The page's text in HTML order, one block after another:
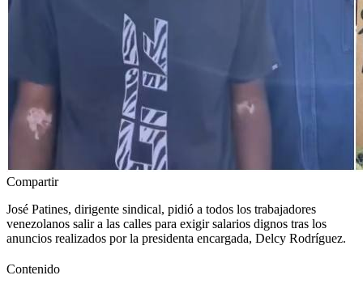
Compartir
José Patines, dirigente sindical, pidió a todos los trabajadores
venezolanos salir a las calles para exigir salarios dignos tras los
anuncios realizados por la presidenta encargada, Delcy Rodríguez.
Contenido